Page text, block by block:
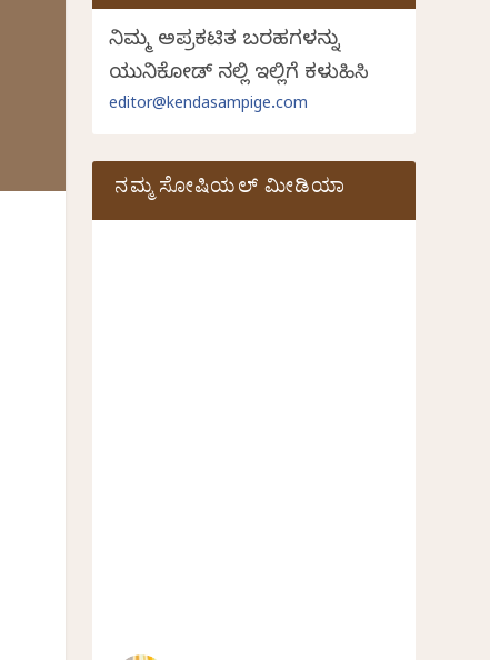
ನಿಮ್ಮ ಅಪ್ರಕಟಿತ ಬರಹಗಳನ್ನು
ಯುನಿಕೋಡ್ ನಲ್ಲಿ ಇಲ್ಲಿಗೆ ಕಳುಹಿಸಿ
editor@kendasampige.com
ನಮ್ಮ ಸೋಷಿಯಲ್‌ ಮೀಡಿಯಾ